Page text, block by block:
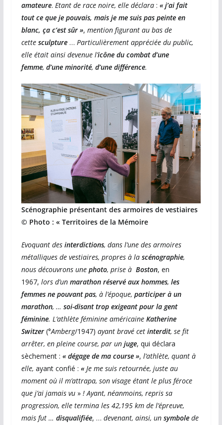
amateure. Etant de race noire, elle déclara: « j’ai fait
tout ce que je pouvais, mais je me suis pas peinte en
blanc, ça c’est sûr », mention figurant au bas de
cettesculpture… Particulièrement appréciée du public,
elle était ainsi devenue l’icône du combat d’une
femme, d’une minorité, d’une différence.
Scénographie présentant des armoires de vestiaires
© Photo : « Territoires de la Mémoire
Evoquant desinterdictions, dans l’une des armoires
métalliques de vestiaires, propres à lascénographie,
nous découvrons une photo, prise à Boston, en
1967, lors d’un marathon réservé aux hommes, les
femmes ne pouvant pas, à l’époque, participer à un
marathon, … soi-disant trop exigeant pour la gent
féminine. L’athlète féminine américaineKatherine
Switzer(°Amberg/1947) ayant bravé cet interdit, se fit
arrêter, en pleine course, par un juge, qui déclara
sèchement : « dégage de ma course », l’athlète, quant à
elle, ayant confié : « Je me suis retournée, juste au
moment où il m’attrapa, son visage étant le plus féroce
que j’ai jamais vu» ! Ayant, néanmoins, repris sa
progression, elle termina les 42,195 km de l’épreuve,
mais fut … disqualifiée, … devenant, ainsi, un symbole de